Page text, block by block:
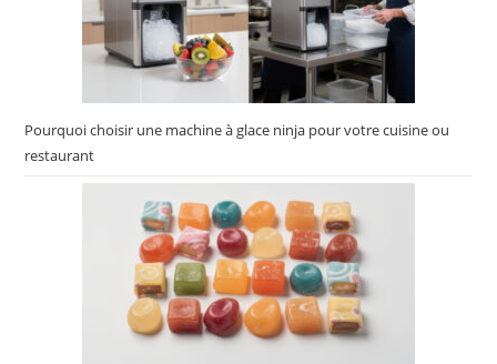
Pourquoi choisir une machine à glace ninja pour votre cuisine ou
restaurant